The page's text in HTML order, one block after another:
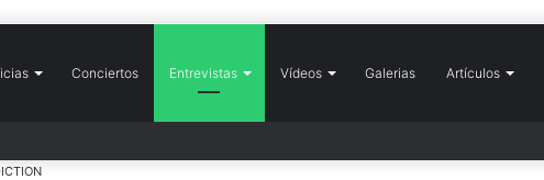
Conciertos Entrevistas Vídeos Galerias Artículos